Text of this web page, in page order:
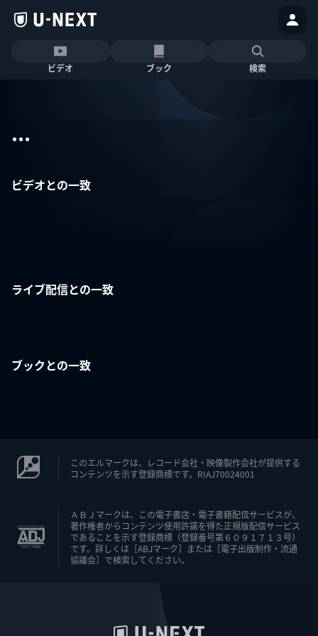
ビデオ ブック 検索
...
ビデオとの一致
ライブ配信との一致
ブックとの一致
このエルマークは、レコード会社・映像製作会社が提供する
コンテンツを示す登録商標です。RIAJ70024001
ＡＢＪマークは、この電子書店・電子書籍配信サービスが、
著作権者からコンテンツ使用許諾を得た正規版配信サービス
であることを示す登録商標（登録番号第６０９１７１３号）
です。詳しくは［ABJマーク］または［電子出版制作・流通
協議会］で検索してください。